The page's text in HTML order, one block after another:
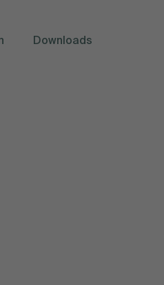
Downloads